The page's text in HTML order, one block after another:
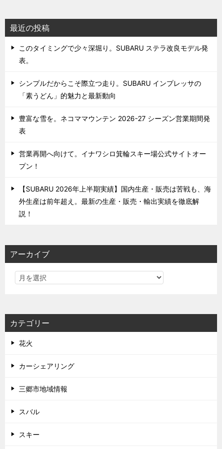
最近の投稿
このタイミングで少々深堀り。SUBARU ステラ改良モデル発
表。
シンプルだからこそ際立つ走り。SUBARU インプレッサの
「素うどん」的魅力と最新動向
豊富な雪を。ネコママウンテン 2026-27 シーズン営業期間発
表
営業再開へ向けて。イナワシロ箕輪スキー場公式サイトオー
プン！
【SUBARU 2026年上半期実績】国内生産・販売は苦戦も、海
外生産は前年超え。最新の生産・販売・輸出実績を徹底解
説！
アーカイブ
カテゴリー
花火
カーシェアリング
三郷市地域情報
スバル
スキー